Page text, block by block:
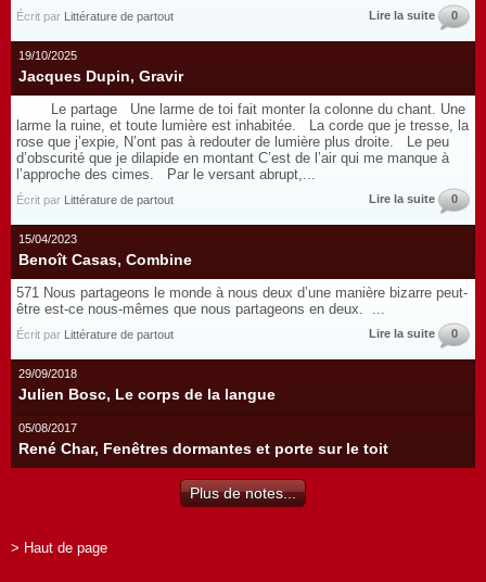
Écrit par Littérature de partout Lire la suite 0
19/10/2025
Jacques Dupin, Gravir
Le partage Une larme de toi fait monter la colonne du chant. Une
larme la ruine, et toute lumière est inhabitée. La corde que je tresse, la
rose que j’expie, N’ont pas à redouter de lumière plus droite. Le peu
d’obscurité que je dilapide en montant C’est de l’air qui me manque à
l’approche des cimes. Par le versant abrupt,...
Écrit par Littérature de partout Lire la suite 0
15/04/2023
Benoît Casas, Combine
571 Nous partageons le monde à nous deux d’une manière bizarre peut-
être est-ce nous-mêmes que nous partageons en deux. ...
Écrit par Littérature de partout Lire la suite 0
29/09/2018
Julien Bosc, Le corps de la langue
05/08/2017
René Char, Fenêtres dormantes et porte sur le toit
Plus de notes...
> Haut de page